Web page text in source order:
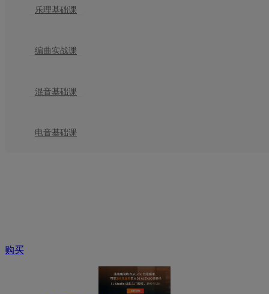
乐理基础课
编曲实战课
混音基础课
电音基础课
购买